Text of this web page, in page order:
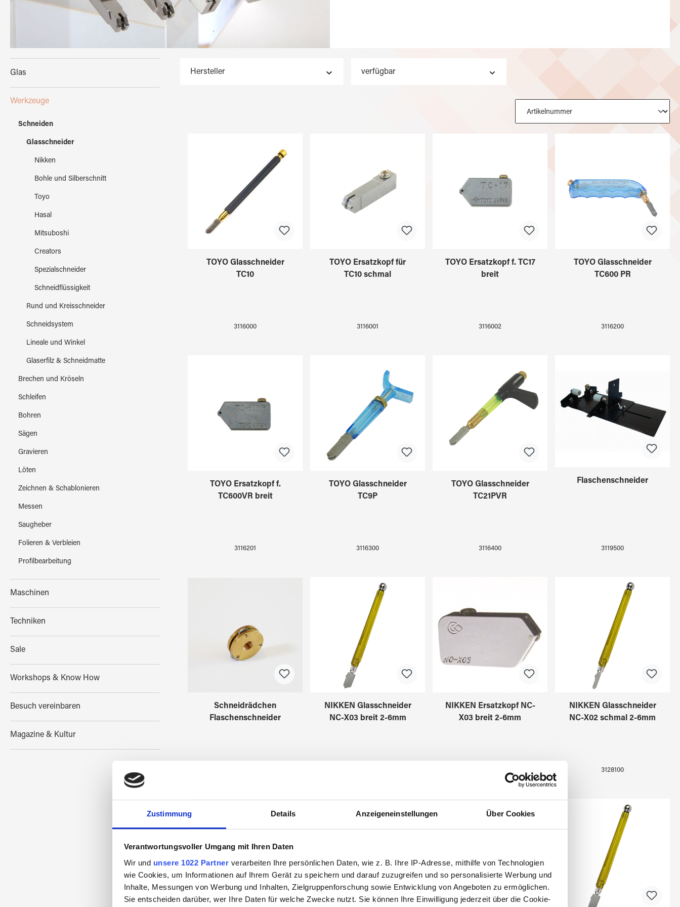
Zustimmung Details Anzeigeneinstellungen Über Cookies
Verantwortungsvoller Umgang mit Ihren Daten
Wir und unsere 1022 Partner verarbeiten Ihre persönlichen Daten, wie z. B. Ihre IP-Adresse, mithilfe von Technologien
wie Cookies, um Informationen auf Ihrem Gerät zu speichern und darauf zuzugreifen und so personalisierte Werbung und
Inhalte, Messungen von Werbung und Inhalten, Zielgruppenforschung sowie Entwicklung von Angeboten zu ermöglichen.
Sie entscheiden darüber, wer Ihre Daten für welche Zwecke nutzt. Sie können Ihre Einwilligung jederzeit über die Cookie-
Glas
Werkzeuge
Schneiden
Glasschneider
Nikken
Bohle und Silberschnitt
Toyo
Hasal
Mitsuboshi
Creators
Spezialschneider
Schneidflüssigkeit
Rund und Kreisschneider
Schneidsystem
Lineale und Winkel
Glaserfilz & Schneidmatte
Brechen und Kröseln
Schleifen
Bohren
Sägen
Gravieren
Löten
Zeichnen & Schablonieren
Messen
Saugheber
Folieren & Verbleien
Profilbearbeitung
Maschinen
Techniken
Sale
Workshops & Know How
Besuch vereinbaren
Magazine & Kultur
Hersteller verfügbar
TOYO Glasschneider
TC10
3116000
TOYO Ersatzkopf für
TC10 schmal
3116001
TOYO Ersatzkopf f. TC17
breit
3116002
TOYO Glasschneider
TC600 PR
3116200
TOYO Ersatzkopf f.
TC600VR breit
3116201
TOYO Glasschneider
TC9P
3116300
TOYO Glasschneider
TC21PVR
3116400
Flaschenschneider
3119500
Schneidrädchen
Flaschenschneider
NIKKEN Glasschneider
NC-X03 breit 2-6mm
NIKKEN Ersatzkopf NC-
X03 breit 2-6mm
NIKKEN Glasschneider
NC-X02 schmal 2-6mm
3128100